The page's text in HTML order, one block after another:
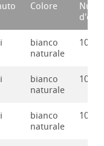
Colore
bianco
naturale
bianco
naturale
bianco
naturale